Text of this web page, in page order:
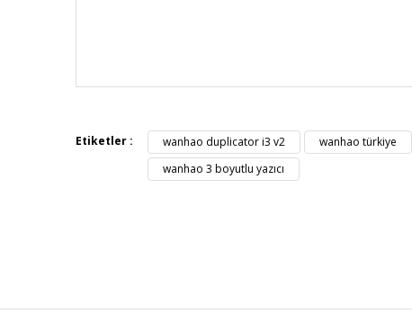
Ürün resmi kalitesiz, bozuk veya görüntülenemiyor.
Ürün açıklamasında eksik bilgiler bulunuyor.
Etiketler : wanhao duplicator i3 v2 wanhao türkiye
wanhao 3 boyutlu yazıcı